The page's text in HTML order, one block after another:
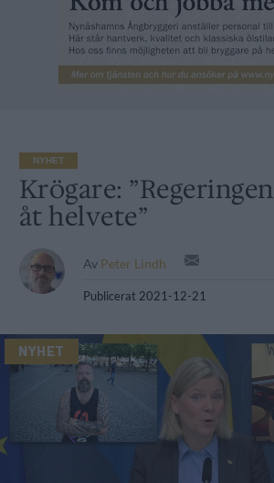
NYHET
Krögare:
åt helvete”
Av Peter Lindh
Publicerat 2021-12-21
NYHET